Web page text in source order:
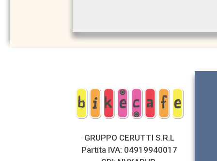
GRUPPO CERUTTI S.R.L
Partita IVA: 04919940017